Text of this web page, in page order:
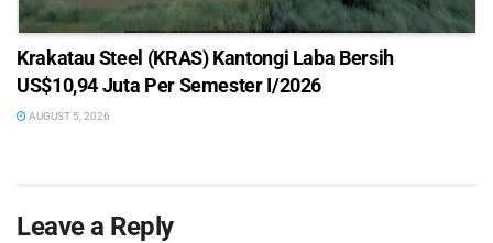
Krakatau Steel (KRAS) Kantongi Laba Bersih
US$10,94 Juta Per Semester I/2026
AUGUST 5, 2026
Leave a Reply